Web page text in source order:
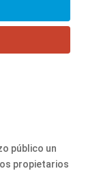
público un
propietarios